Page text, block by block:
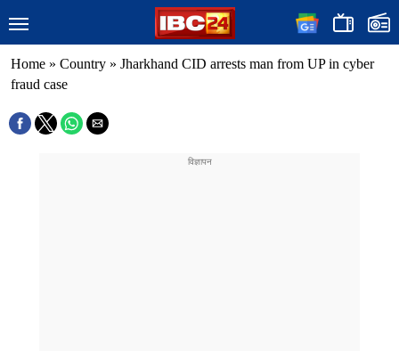
Home » Country » Jharkhand CID arrests man from UP in cyber
fraud case